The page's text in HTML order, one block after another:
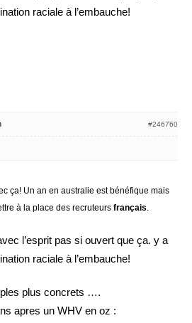
raciale à l’embauche!
#246760
ça! Un an en australie est bénéfique mais
à la place des recruteurs français.
l’esprit pas si ouvert que ça. y a
raciale à l’embauche!
plus concrets ….
apres un WHV en oz :